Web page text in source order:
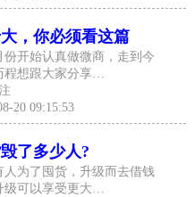
，你必须看这篇
份开始认真做微商，走到今
程想跟大家分享…
20 09:15:53
了多少人?
为了囤货，升级而去借钱
可以享受更大…